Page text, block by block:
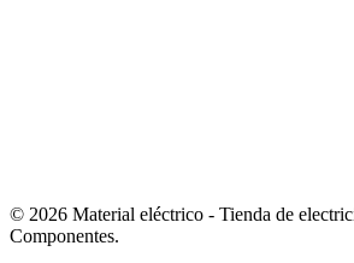
© 2026 Material eléctrico - Tienda de
Componentes.